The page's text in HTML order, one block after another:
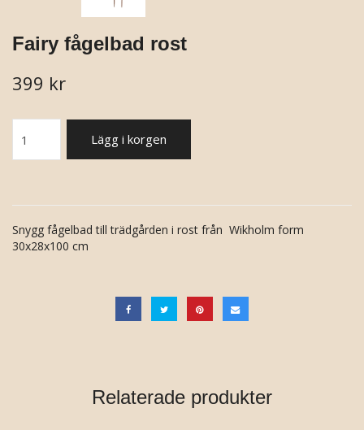
Fairy fågelbad rost
399 kr
Lägg i korgen
Snygg fågelbad till trädgården i rost från Wikholm form
30x28x100 cm
Relaterade produkter